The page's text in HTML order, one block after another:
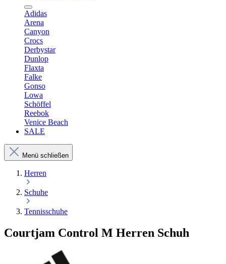
Adidas
Arena
Canyon
Crocs
Derbystar
Dunlop
Flaxta
Falke
Gonso
Lowa
Schöffel
Reebok
Venice Beach
SALE
Menü schließen
Herren
Schuhe
Tennisschuhe
Courtjam Control M Herren Schuh